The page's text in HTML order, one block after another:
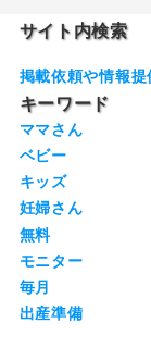
サイト内検索
掲載依頼や情報提
キーワード
ママさん
ベビー
キッズ
妊婦さん
無料
モニター
毎月
出産準備